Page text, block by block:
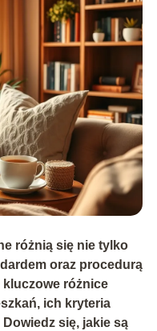
różnią się nie tylko
oraz procedurą
kluczowe różnice
ich kryteria
się, jakie są